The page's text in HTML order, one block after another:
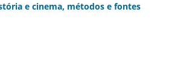
e cinema, métodos e fontes